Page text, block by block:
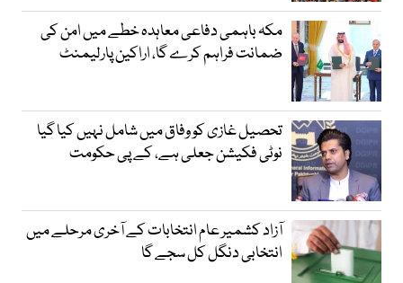
مکہ باہمی دفاعی معاہدہ خطے میں امن کی
ضمانت فراہم کرے گا، اراکین پارلیمنٹ
تحصیل غازی کو وفاق میں شامل نہیں کیا گیا
نوٹی فکیشن جعلی ہے، کے پی حکومت
آزاد کشمیر عام انتخابات کے آخری مرحلے میں
انتخابی دنگل کل سجے گا